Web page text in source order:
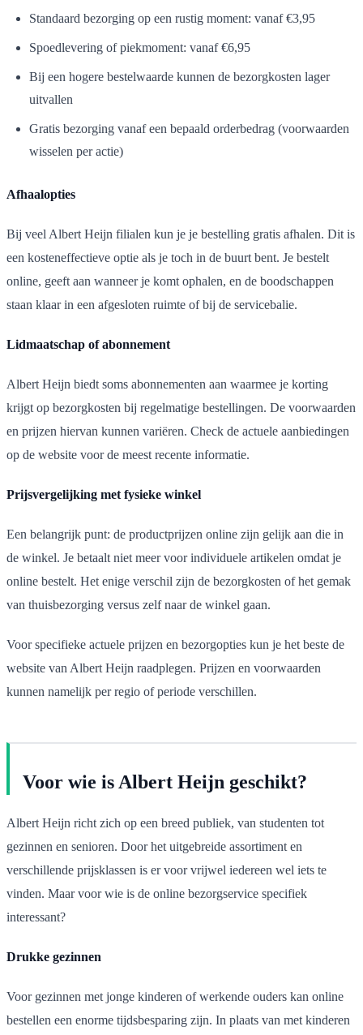
Standaard bezorging op een rustig moment: vanaf €3,95
Spoedlevering of piekmoment: vanaf €6,95
Bij een hogere bestelwaarde kunnen de bezorgkosten lager
uitvallen
Gratis bezorging vanaf een bepaald orderbedrag (voorwaarden
wisselen per actie)
Afhaalopties
Bij veel Albert Heijn filialen kun je je bestelling gratis afhalen. Dit is
een kosteneffectieve optie als je toch in de buurt bent. Je bestelt
online, geeft aan wanneer je komt ophalen, en de boodschappen
staan klaar in een afgesloten ruimte of bij de servicebalie.
Lidmaatschap of abonnement
Albert Heijn biedt soms abonnementen aan waarmee je korting
krijgt op bezorgkosten bij regelmatige bestellingen. De voorwaarden
en prijzen hiervan kunnen variëren. Check de actuele aanbiedingen
op de website voor de meest recente informatie.
Prijsvergelijking met fysieke winkel
Een belangrijk punt: de productprijzen online zijn gelijk aan die in
de winkel. Je betaalt niet meer voor individuele artikelen omdat je
online bestelt. Het enige verschil zijn de bezorgkosten of het gemak
van thuisbezorging versus zelf naar de winkel gaan.
Voor specifieke actuele prijzen en bezorgopties kun je het beste de
website van Albert Heijn raadplegen. Prijzen en voorwaarden
kunnen namelijk per regio of periode verschillen.
Voor wie is Albert Heijn geschikt?
Albert Heijn richt zich op een breed publiek, van studenten tot
gezinnen en senioren. Door het uitgebreide assortiment en
verschillende prijsklassen is er voor vrijwel iedereen wel iets te
vinden. Maar voor wie is de online bezorgservice specifiek
interessant?
Drukke gezinnen
Voor gezinnen met jonge kinderen of werkende ouders kan online
bestellen een enorme tijdsbesparing zijn. In plaats van met kinderen